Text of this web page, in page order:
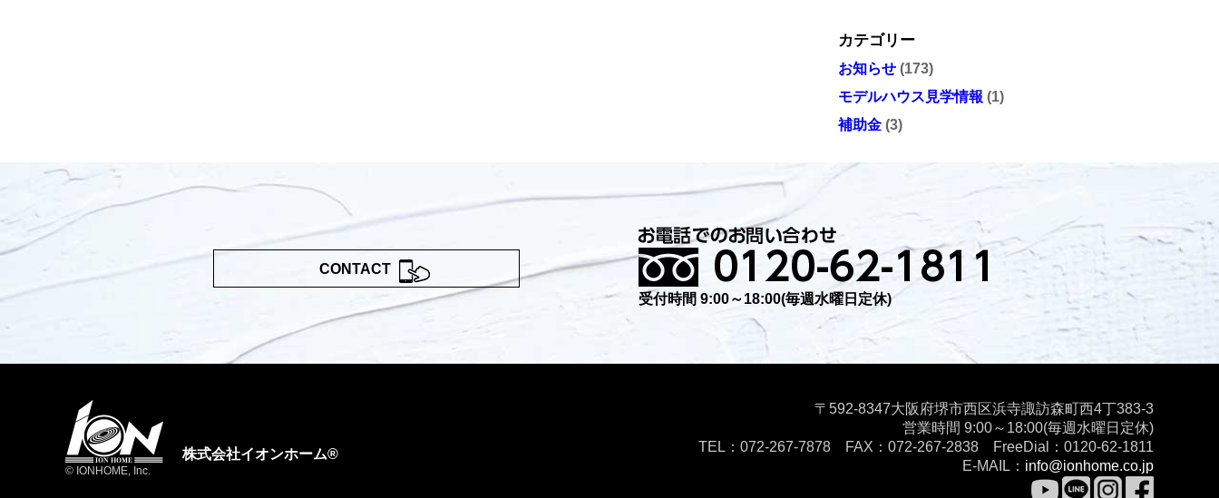
カテゴリー
お知らせ (173)
モデルハウス見学情報 (1)
補助金 (3)
CONTACT
受付時間 9:00～18:00(毎週水曜日定休)
株式会社イオンホーム®
© IONHOME, Inc.
〒592-8347大阪府堺市西区浜寺諏訪森町西4丁383-3
営業時間 9:00～18:00(毎週水曜日定休)
TEL：072-267-7878 FAX：072-267-2838 FreeDial：0120-62-1811
E-MAIL： info@ionhome.co.jp